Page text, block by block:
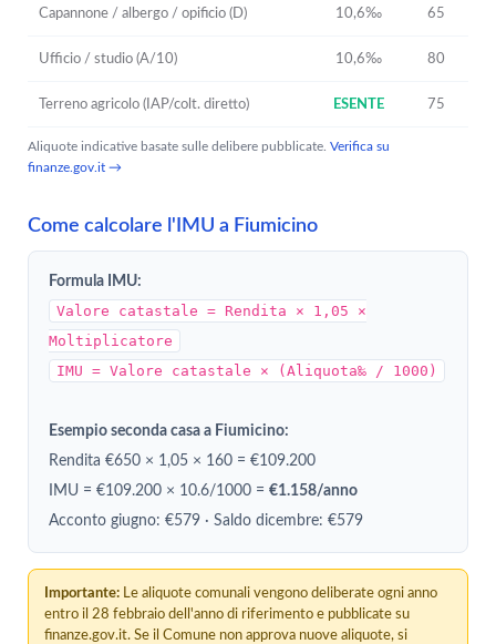
Capannone / albergo / opificio (D) 10,6‰ 65
Ufficio / studio (A/10) 10,6‰ 80
Terreno agricolo (IAP/colt. diretto) ESENTE 75
Aliquote indicative basate sulle delibere pubblicate. Verifica su
finanze.gov.it →
Come calcolare l'IMU a Fiumicino
Formula IMU:
Valore catastale = Rendita × 1,05 ×
Moltiplicatore
IMU = Valore catastale × (Aliquota‰ / 1000)
Esempio seconda casa a Fiumicino:
Rendita €650 × 1,05 × 160 = €109.200
IMU = €109.200 × 10.6/1000 = €1.158/anno
Acconto giugno: €579 · Saldo dicembre: €579
Importante: Le aliquote comunali vengono deliberate ogni anno
entro il 28 febbraio dell'anno di riferimento e pubblicate su
finanze.gov.it. Se il Comune non approva nuove aliquote, si